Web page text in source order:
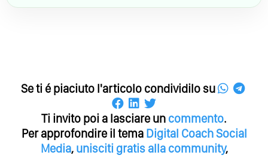
Se ti é piaciuto l'articolo condividilo su
Ti invito poi a lasciare un commento.
Per approfondire il tema Digital CoachSocial
Media, unisciti gratis alla community,